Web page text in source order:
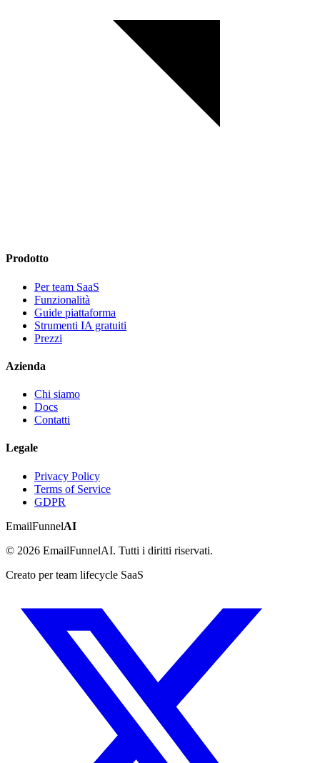
Prodotto
Per team SaaS
Funzionalità
Guide piattaforma
Strumenti IA gratuiti
Prezzi
Azienda
Chi siamo
Docs
Contatti
Legale
Privacy Policy
Terms of Service
GDPR
EmailFunnelAI
© 2026 EmailFunnelAI. Tutti i diritti riservati.
Creato per team lifecycle SaaS